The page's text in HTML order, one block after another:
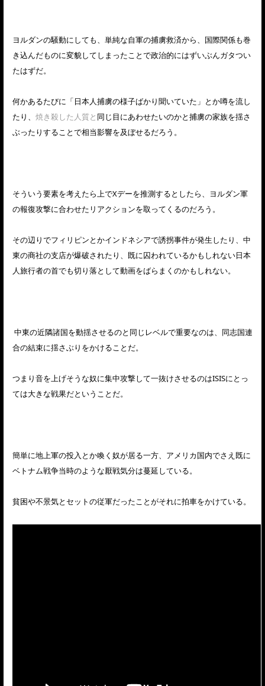
ヨルダンの騒動にしても、単純な自軍の捕虜救済から、国際関係も巻
き込んだものに変貌してしまったことで政治的にはずいぶんガタつい
たはずだ。
何かあるたびに「日本人捕虜の様子ばかり聞いていた」とか噂を流し
たり、 焼き殺した人質と 同じ目にあわせたいのかと捕虜の家族を揺さ
ぶったりすることで相当影響を及ぼせるだろう。
そういう要素を考えたら上でXデーを推測するとしたら、ヨルダン軍
の報復攻撃に合わせたリアクションを取ってくるのだろう。
その辺りでフィリピンとかインドネシアで誘拐事件が発生したり、中
東の商社の支店が爆破されたり、既に囚われているかもしれない日本
人旅行者の首でも切り落として動画をばらまくのかもしれない。
中東の近隣諸国を動揺させるのと同じレベルで重要なのは、同志国連
合の結束に揺さぶりをかけることだ。
つまり音を上げそうな奴に集中攻撃して一抜けさせるのはISISにとっ
ては大きな戦果だということだ。
簡単に地上軍の投入とか喚く奴が居る一方、アメリカ国内でさえ既に
ベトナム戦争当時のような厭戦気分は蔓延している。
貧困や不景気とセットの従軍だったことがそれに拍車をかけている。